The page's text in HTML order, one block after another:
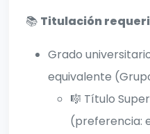
📚 Titulación
Grado
equivalente
🎼 Título
(preferencia: